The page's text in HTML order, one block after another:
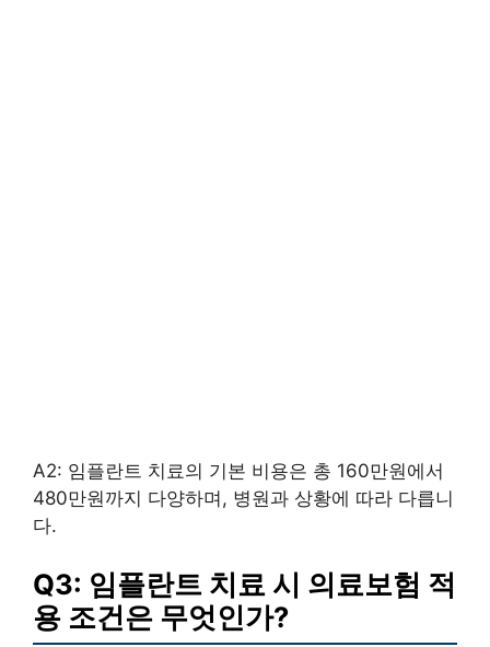
A2: 임플란트 치료의 기본 비용은 총 160만원에서
480만원까지 다양하며, 병원과 상황에 따라 다릅니
다.
Q3: 임플란트 치료 시 의료보험 적
용 조건은 무엇인가?